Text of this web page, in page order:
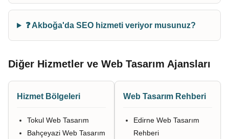
❓ Akboğa'da SEO hizmeti veriyor musunuz?
Diğer Hizmetler ve Web Tasarım Ajansları
Hizmet Bölgeleri
Tokul Web Tasarım
Bahçeyazi Web Tasarım
Web Tasarım Rehberi
Edirne Web Tasarım
Rehberi